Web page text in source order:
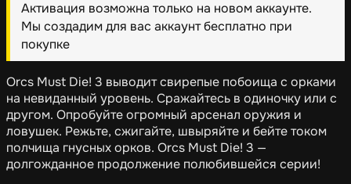
Активация возможна только на новом аккаунте.
Мы создадим для вас аккаунт бесплатно при
покупке
Orcs Must Die! 3 выводит свирепые побоища с орками
на невиданный уровень. Сражайтесь в одиночку или с
другом. Опробуйте огромный арсенал оружия и
ловушек. Режьте, сжигайте, швыряйте и бейте током
полчища гнусных орков. Orcs Must Die! 3 —
долгожданное продолжение полюбившейся серии!